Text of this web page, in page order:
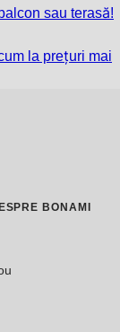
sau terasă!
la prețuri mai
BONAMI